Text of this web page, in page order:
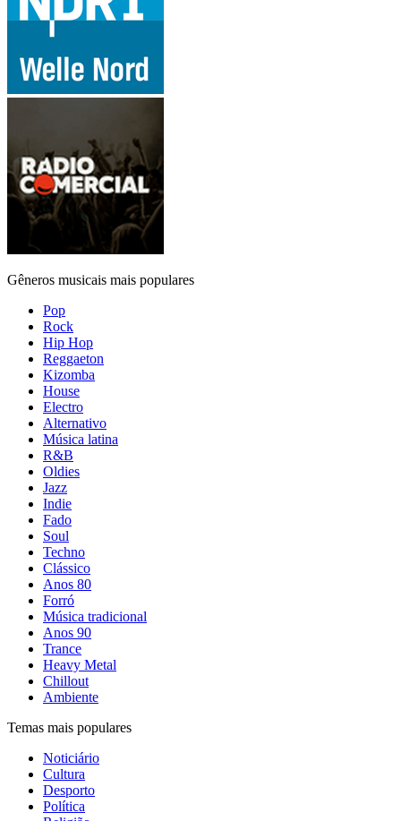
Gêneros musicais mais populares
Pop
Rock
Hip Hop
Reggaeton
Kizomba
House
Electro
Alternativo
Música latina
R&B
Oldies
Jazz
Indie
Fado
Soul
Techno
Clássico
Anos 80
Forró
Música tradicional
Anos 90
Trance
Heavy Metal
Chillout
Ambiente
Temas mais populares
Noticiário
Cultura
Desporto
Política